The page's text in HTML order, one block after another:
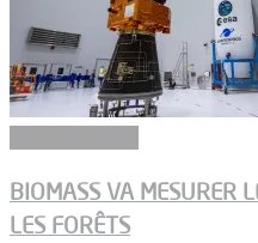
BIOMASS VA MESURER
LES FORÊTS